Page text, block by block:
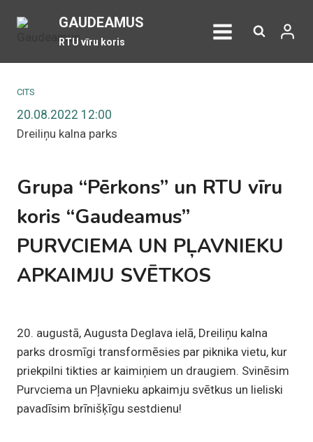
GAUDEAMUS
RTU vīru koris
CITS
20.08.2022 12:00
Dreiliņu kalna parks
Grupa “Pērkons” un RTU vīru
koris “Gaudeamus”
PURVCIEMA UN PĻAVNIEKU
APKAIMJU SVĒTKOS
20. augustā, Augusta Deglava ielā, Dreiliņu kalna
parks drosmīgi transformēsies par piknika vietu, kur
priekpilni tikties ar kaimiņiem un draugiem. Svinēsim
Purvciema un Pļavnieku apkaimju svētkus un lieliski
pavadīsim brīnišķīgu sestdienu!